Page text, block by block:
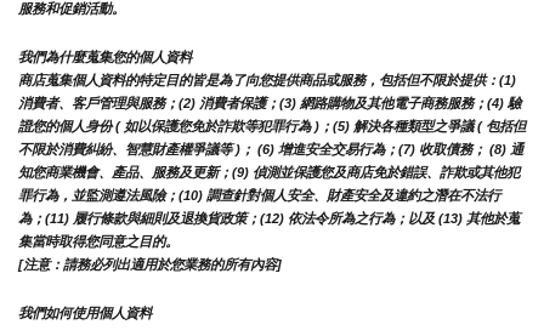
服務和促銷活動。
我們為什麼蒐集您的個人資料
商店蒐集個人資料的特定目的皆是為了向您提供商品或服務，包括但不限於提供：(1)
消費者、客戶管理與服務；(2) 消費者保護；(3) 網路購物及其他電子商務服務；(4) 驗
證您的個人身份 ( 如以保護您免於詐欺等犯罪行為 )；(5) 解決各種類型之爭議 ( 包括但
不限於消費糾紛、智慧財產權爭議等 )； (6) 增進安全交易行為；(7) 收取債務； (8) 通
知您商業機會、產品、服務及更新；(9) 偵測並保護您及商店免於錯誤、詐欺或其他犯
罪行為，並監測遵法風險；(10) 調查針對個人安全、財產安全及違約之潛在不法行
為；(11) 履行條款與細則及退換貨政策；(12) 依法令所為之行為；以及 (13) 其他於蒐
集當時取得您同意之目的。
[注意：請務必列出適用於您業務的所有內容]
我們如何使用個人資料